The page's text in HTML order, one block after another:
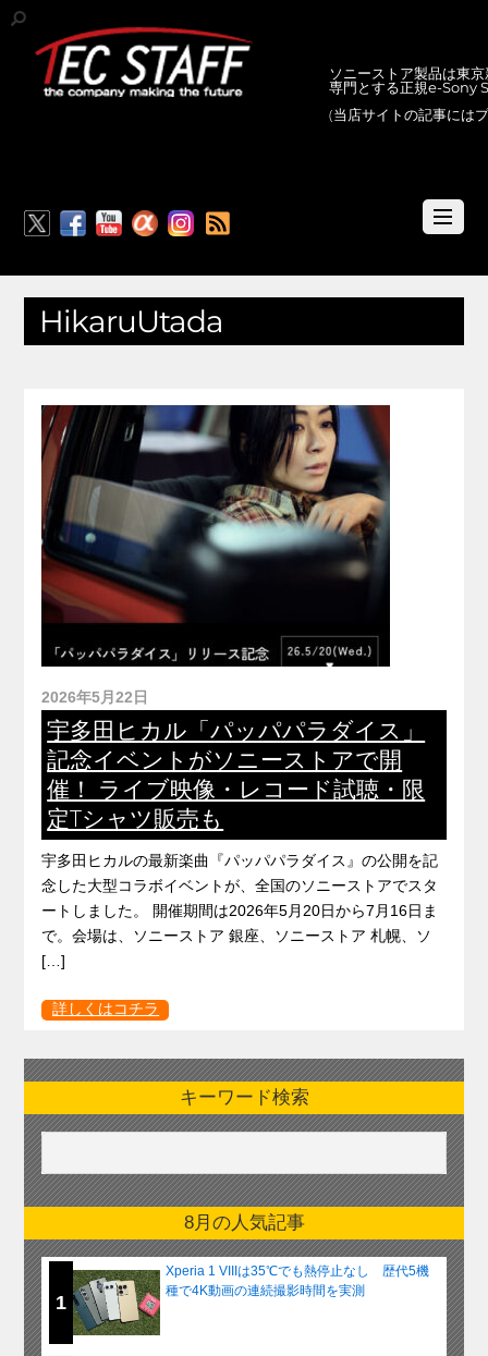
ソニーストア製品は東
専門とする正規e-Sony
(当店サイトの記事には
HikaruUtada
2026年5月22日
宇多田ヒカル「パッパパラダイス」
記念イベントがソニーストアで開
催！ ライブ映像・レコード試聴・限
定Tシャツ販売も
宇多田ヒカルの最新楽曲『パッパパラダイス』の公開を記
念した大型コラボイベントが、全国のソニーストアでスタ
ートしました。 開催期間は2026年5月20日から7月16日ま
で。会場は、ソニーストア 銀座、ソニーストア 札幌、ソ
[…]
詳しくはコチラ
キーワード検索
8月の人気記事
1
Xperia 1 VIIIは35℃でも熱停止なし 歴代5機
種で4K動画の連続撮影時間を実測